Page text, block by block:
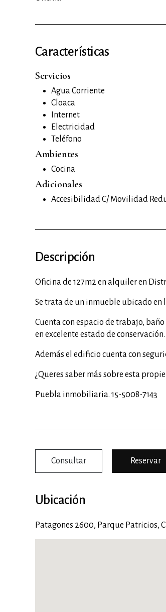
Características
Servicios
Agua Corriente
Cloaca
Internet
Electricidad
Teléfono
Ambientes
Cocina
Adicionales
Accesibilidad C/ Movilidad
Descripción
Oficina de 127m2 en alquiler en
Se trata de un inmueble ubicado en
Cuenta con espacio de trabajo,
en excelente estado de conservación.
Además el edificio cuenta con
¿Queres saber más sobre esta
Puebla inmobiliaria. 15-5008-7143
Consultar Reservar
Ubicación
Patagones 2600, Parque Patricios,